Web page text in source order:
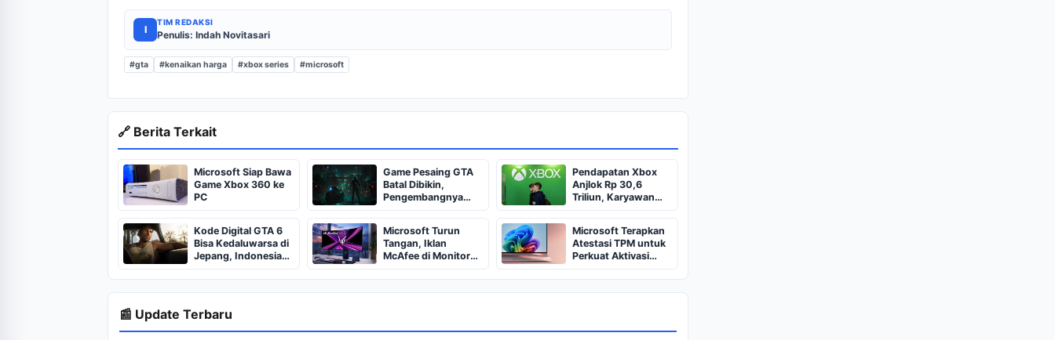
I
TIM REDAKSI
Penulis: Indah Novitasari
#gta #kenaikan harga #xbox series #microsoft
🔗 Berita Terkait
Microsoft Siap Bawa
Game Xbox 360 ke
PC
Game Pesaing GTA
Batal Dibikin,
Pengembangnya
Kena PHK
Pendapatan Xbox
Anjlok Rp 30,6
Triliun, Karyawan
Terancam PHK
Kode Digital GTA 6
Bisa Kedaluwarsa di
Jepang, Indonesia
Aman
Microsoft Turun
Tangan, Iklan
McAfee di Monitor
LG Dihapus
Microsoft Terapkan
Atestasi TPM untuk
Perkuat Aktivasi
Windows Enterprise
📰 Update Terbaru